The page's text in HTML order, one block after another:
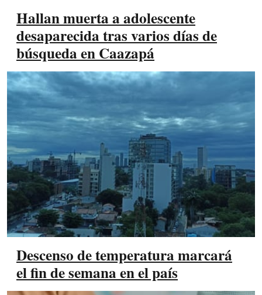
Hallan muerta a adolescente
desaparecida tras varios días de
búsqueda en Caazapá
Descenso de temperatura marcará
el fin de semana en el país